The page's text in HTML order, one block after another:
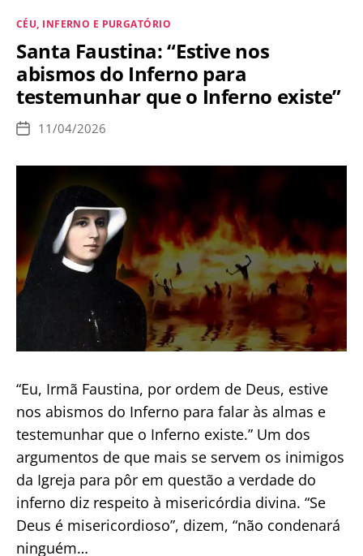
Solenidade
São
José
Categorias
CÉU, INFERNO E PURGATÓRIO
Santa Faustina: “Estive nos
abismos do Inferno para
testemunhar que o Inferno existe”
Data
publicação
11/04/2026
“Eu, Irmã Faustina, por ordem de Deus, estive
nos abismos do Inferno para falar às almas e
testemunhar que o Inferno existe.” Um dos
argumentos de que mais se servem os inimigos
da Igreja para pôr em questão a verdade do
inferno diz respeito à misericórdia divina. “Se
Deus é misericordioso”, dizem, “não condenará
ninguém…